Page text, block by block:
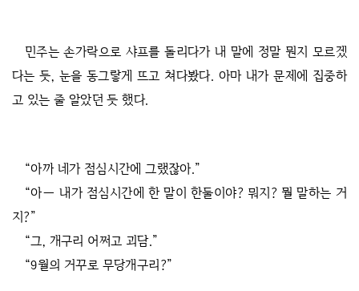
민주는 손가락으로 샤프를 돌리다가 내 말에 정말 뭔지 모르겠
다는 듯, 눈을 동그랗게 뜨고 쳐다봤다. 아마 내가 문제에 집중하
고 있는 줄 알았던 듯 했다.
“아까 네가 점심시간에 그랬잖아.”
“아― 내가 점심시간에 한 말이 한둘이야? 뭐지? 뭘 말하는 거
지?”
“그, 개구리 어쩌고 괴담.”
“9월의 거꾸로 무당개구리?”